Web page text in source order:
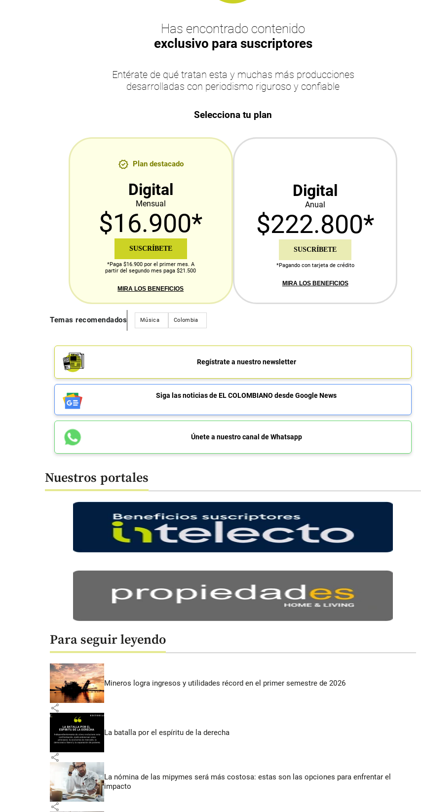
Has encontrado contenido
exclusivo para suscriptores
Entérate de qué tratan esta y muchas más producciones
desarrolladas con periodismo riguroso y confiable
Selecciona tu plan
Plan destacado
Digital
Mensual
$16.900*
SUSCRÍBETE
*Paga $16.900 por el primer mes. A
partir del segundo mes paga $21.500
MIRA LOS BENEFICIOS
Digital
Anual
$222.800*
SUSCRÍBETE
*Pagando con tarjeta de crédito
MIRA LOS BENEFICIOS
Temas recomendados Música Colombia
Regístrate a nuestro newsletter
Siga las noticias de EL COLOMBIANO desde Google News
Únete a nuestro canal de Whatsapp
Nuestros portales
Para seguir leyendo
Mineros logra ingresos y utilidades récord en el primer semestre de 2026
share
La batalla por el espíritu de la derecha
share
La nómina de las mipymes será más costosa: estas son las opciones para enfrentar el
impacto
share